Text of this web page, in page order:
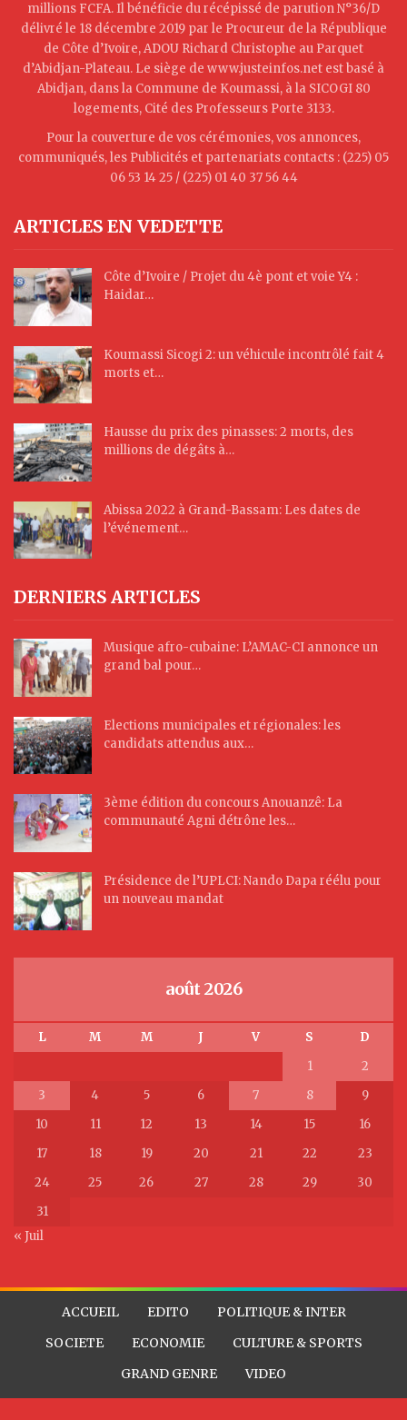
millions FCFA. Il bénéficie du récépissé de parution N°36/D
délivré le 18 décembre 2019 par le Procureur de la République
de Côte d’Ivoire, ADOU Richard Christophe au Parquet
d’Abidjan-Plateau. Le siège de www.justeinfos.net est basé à
Abidjan, dans la Commune de Koumassi, à la SICOGI 80
logements, Cité des Professeurs Porte 3133.
Pour la couverture de vos cérémonies, vos annonces,
communiqués, les Publicités et partenariats contacts : (225) 05
06 53 14 25 / (225) 01 40 37 56 44
ARTICLES EN VEDETTE
Côte d’Ivoire / Projet du 4è pont et voie Y4 :
Haidar…
Koumassi Sicogi 2: un véhicule incontrôlé fait 4
morts et…
Hausse du prix des pinasses: 2 morts, des
millions de dégâts à…
Abissa 2022 à Grand-Bassam: Les dates de
l’événement…
DERNIERS ARTICLES
Musique afro-cubaine: L’AMAC-CI annonce un
grand bal pour…
Elections municipales et régionales: les
candidats attendus aux…
3ème édition du concours Anouanzê: La
communauté Agni détrône les…
Présidence de l’UPLCI: Nando Dapa réélu pour
un nouveau mandat
août 2026
L M M J V S
D
1
2
3
4 5 6 7 8
9
10
11 12 13 14 15
16
17
18 19 20 21 22
23
24
25 26 27 28 29
30
31
« Juil
ACCUEIL EDITO
POLITIQUE & INTER
SOCIETE
ECONOMIE
CULTURE & SPORTS
GRAND GENRE
VIDEO